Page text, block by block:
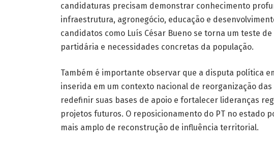
candidaturas precisam demonstrar conhecimento
infraestrutura, agronegócio, educação e
candidatos como Luís César Bueno se torna um teste
partidária e necessidades concretas da população.
Também é importante observar que a disputa política
inserida em um contexto nacional de reorganização
redefinir suas bases de apoio e fortalecer lideranças
projetos futuros. O reposicionamento do PT no estado
mais amplo de reconstrução de influência territorial.